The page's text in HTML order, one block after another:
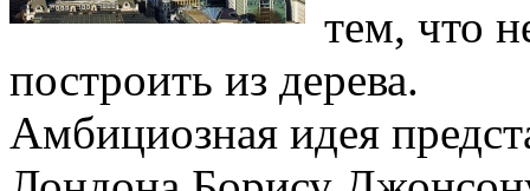
тем, что
построить из дерева.
Амбициозная идея